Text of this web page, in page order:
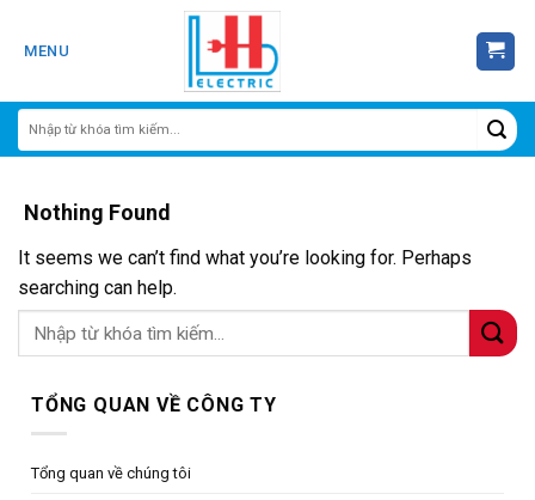
MENU
Nothing Found
It seems we can’t find what you’re looking for. Perhaps
searching can help.
TỔNG QUAN VỀ CÔNG TY
Tổng quan về chúng tôi